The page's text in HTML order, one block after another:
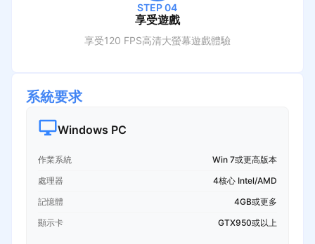
STEP 04
享受遊戲
享受120 FPS高清大螢幕遊戲體驗
系統要求
Windows PC
作業系統
Win 7或更高版本
處理器
4核心 Intel/AMD
記憶體
4GB或更多
顯示卡
GTX950或以上